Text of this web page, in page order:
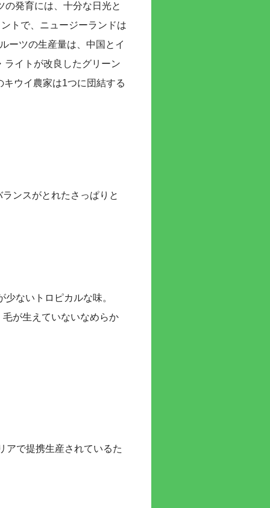
発育には、十分な日光と
トで、ニュージーランドは
ーツの生産量は、中国とイ
イトが改良したグリーン
ウイ農家は1つに団結する
ンスがとれたさっぱりと
ないトロピカルな味。
が生えていないなめらか
アで提携生産されているた